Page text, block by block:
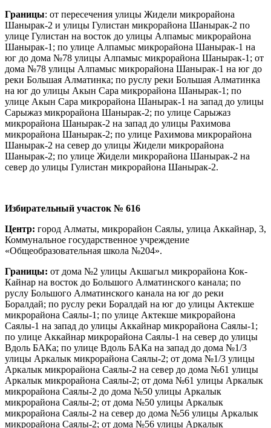
Границы: от пересечения улицы Жидели микрорайона
Шанырак-2 и улицы Гулистан микрорайона Шанырак-2 по
улице Гулистан на восток до улицы Алпамыс микрорайона
Шанырак-1; по улице Алпамыс микрорайона Шанырак-1 на
юг до дома №78 улицы Алпамыс микрорайона Шанырак-1; от
дома №78 улицы Алпамыс микрорайона Шанырак-1 на юг до
реки Большая Алматинка; по руслу реки Большая Алматинка
на юг до улицы Акын Сара микрорайона Шанырак-1; по
улице Акын Сара микрорайона Шанырак-1 на запад до улицы
Сарыжаз микрорайона Шанырак-2; по улице Сарыжаз
микрорайона Шанырак-2 на запад до улицы Рахимова
микрорайона Шанырак-2; по улице Рахимова микрорайона
Шанырак-2 на север до улицы Жидели микрорайона
Шанырак-2; по улице Жидели микрорайона Шанырак-2 на
север до улицы Гулистан микрорайона Шанырак-2.
Избирательный участок № 616
Центр: город Алматы, микрорайон Саялы, улица Аккайнар, 3,
Коммунальное государственное учреждение
«Общеобразовательная школа №204».
Границы: от дома №2 улицы Акшагыл микрорайона Кок-
Кайнар на восток до Большого Алматинского канала; по
руслу Большого Алматинского канала на юг до реки
Боралдай; по руслу реки Боралдай на юг до улицы Актекше
микрорайона Саялы-1; по улице Актекше микрорайона
Саялы-1 на запад до улицы Аккайнар микрорайона Саялы-1;
по улице Аккайнар микрорайона Саялы-1 на север до улицы
Вдоль БАКа; по улице Вдоль БАКа на запад до дома №1/3
улицы Аркалык микрорайона Саялы-2; от дома №1/3 улицы
Аркалык микрорайона Саялы-2 на север до дома №61 улицы
Аркалык микрорайона Саялы-2; от дома №61 улицы Аркалык
микрорайона Саялы-2 до дома №50 улицы Аркалык
микрорайона Саялы-2; от дома №50 улицы Аркалык
микрорайона Саялы-2 на север до дома №56 улицы Аркалык
микрорайона Саялы-2; от дома №56 улицы Аркалык